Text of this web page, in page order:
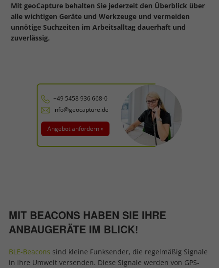
+49 5458 936 668-0
info@geocapture.de
Angebot anfordern »
Mit geoCapture behalten Sie jederzeit den Überblick über
alle wichtigen Geräte und Werkzeuge und vermeiden
unnötige Suchzeiten im Arbeitsalltag dauerhaft und
zuverlässig.
MIT BEACONS HABEN SIE IHRE
ANBAUGERÄTE IM BLICK!
BLE-Beacons sind kleine Funksender, die regelmäßig Signale
in ihre Umwelt versenden. Diese Signale werden von GPS-